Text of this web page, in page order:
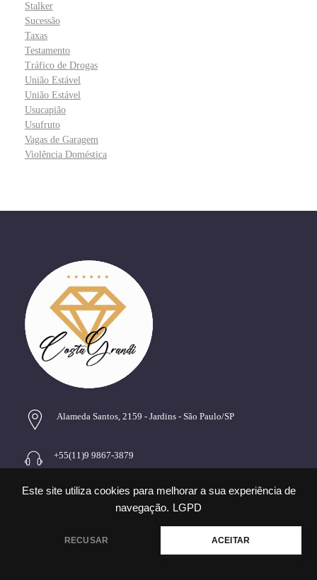
Este site utiliza cookies para melhorar a sua experiência de
navegação. LGPD
RECUSAR ACEITAR
Stalker
Sucessão
Taxas
Testamento
Tráfico de Drogas
União Estável
União Estável
Usucapião
Usufruto
Vagas de Garagem
Violência Doméstica
Alameda Santos, 2159 - Jardins - São Paulo/SP
+55(11)9 9867-3879
giselle@costagrandiadv.com.br
💬 Precisa de ajuda?